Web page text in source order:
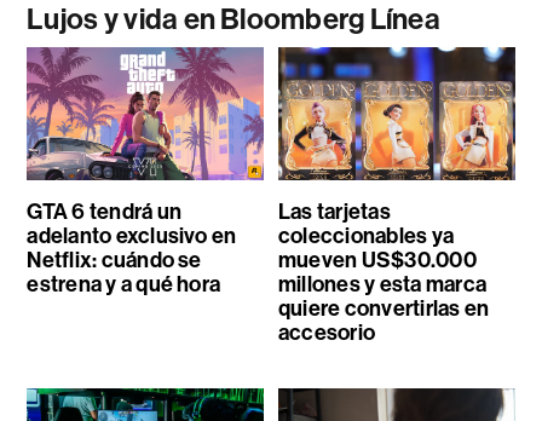
Lujos y vida en Bloomberg Línea
GTA 6 tendrá un
adelanto exclusivo en
Netflix: cuándo se
estrena y a qué hora
Las tarjetas
coleccionables ya
mueven US$30.000
millones y esta marca
quiere convertirlas en
accesorio